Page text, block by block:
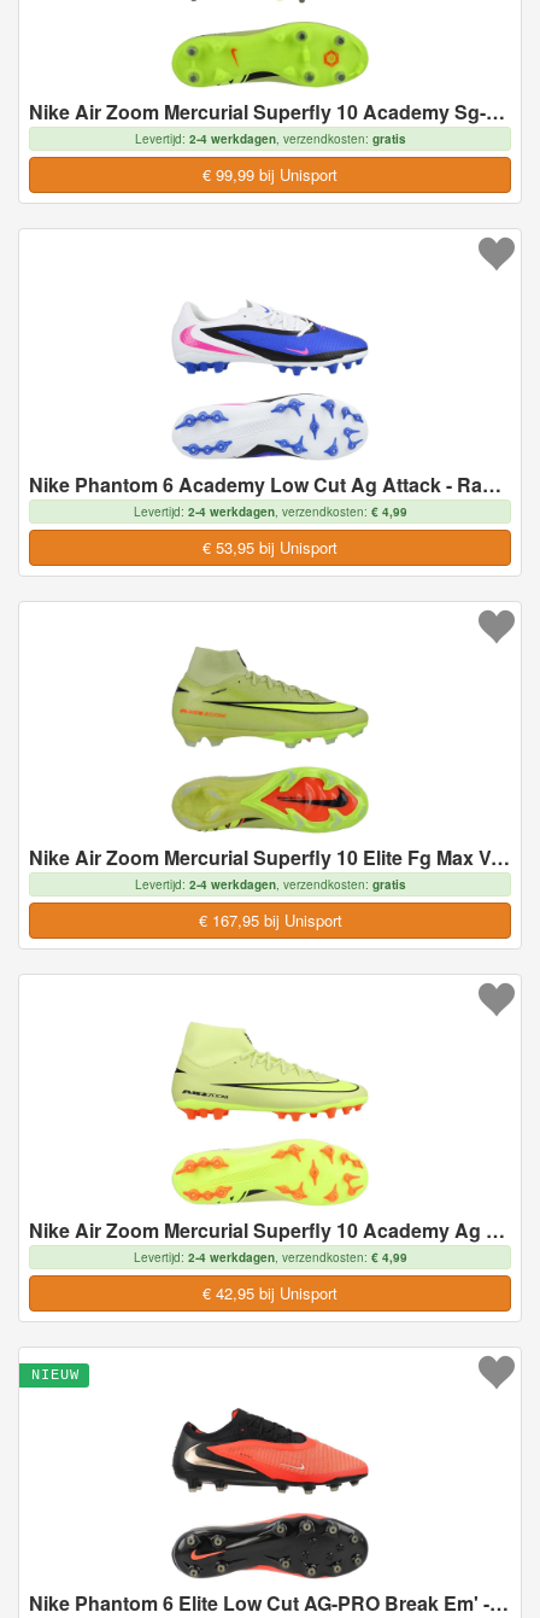
Nike Air Zoom Mercurial Superfly 10 Academy Sg-pro Anti-clog Max Voltage - Geel/neon/oranje - Soft Ground (Sg), maat 45
Levertijd: 2-4 werkdagen, verzendkosten: gratis
€ 99,99 bij Unisport
Nike Phantom 6 Academy Low Cut Ag Attack - Racer Blue/roze/wit - Kunstgras (Ag), maat 44½
Levertijd: 2-4 werkdagen, verzendkosten: € 4,99
€ 53,95 bij Unisport
Nike Air Zoom Mercurial Superfly 10 Elite Fg Max Voltage - Geel/neon/oranje - Natuurgras (Fg), maat 36½
Levertijd: 2-4 werkdagen, verzendkosten: gratis
€ 167,95 bij Unisport
Nike Air Zoom Mercurial Superfly 10 Academy Ag Max Voltage - Geel/neon/oranje - Kunstgras (Ag), maat 42½
Levertijd: 2-4 werkdagen, verzendkosten: € 4,99
€ 42,95 bij Unisport
Nike Phantom 6 Elite Low Cut AG-PRO Break Em' - Kunstgras (AG), maat 47½
NIEUW